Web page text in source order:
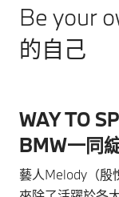
Be your
的自己
WAY TO
BMW一同
藝人Melody（殷